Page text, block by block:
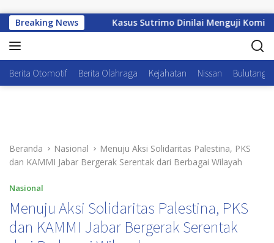
Breaking News
Dilihat Kasus Sutrimo Dinilai Menguji
Berita Otomotif Berita Olahraga Kejahatan Nissan
Beranda Nasional
Menuju Aksi Solidaritas Palestina, PKS
dan KAMMI Jabar Bergerak Serentak dari Berbagai Wilayah
Nasional
Menuju Aksi Solidaritas Palestina, PKS
dan KAMMI Jabar Bergerak Serentak